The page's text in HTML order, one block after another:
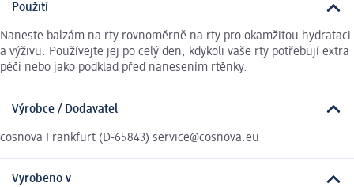
Použití
Naneste balzám na rty rovnoměrně na rty pro okamžitou hydrataci
a výživu. Používejte jej po celý den, kdykoli vaše rty potřebují extra
péči nebo jako podklad před nanesením rtěnky.
Výrobce / Dodavatel
cosnova Frankfurt (D-65843) service@cosnova.eu
Vyrobeno v